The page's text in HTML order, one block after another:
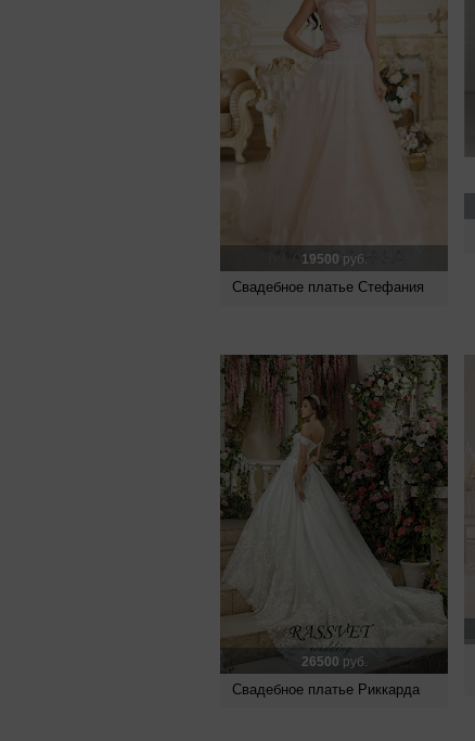
19500 руб.
Свадебное платье Стефания
26500 руб.
Свадебное платье Риккарда